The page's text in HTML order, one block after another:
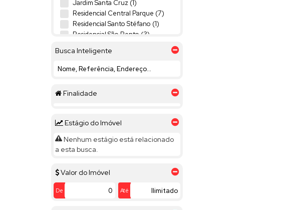
Jardim Santa Cruz (1)
Residencial Central Parque (7)
Residencial Santo Stéfano (1)
Residencial São Bento (3)
Terras de Santa Rosa II (1)
VILLAGE MOUTONNÉE (5)
Jardim Plaza Athénée (1)
Jardim Theodora (1)
Parque do Varvito (1)
Busca Inteligente
Finalidade
Estágio do Imóvel
Nenhum estágio está relacionado
a esta busca.
Valor do Imóvel
De Até